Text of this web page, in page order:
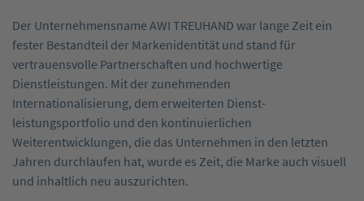
Der Unternehmensname AWI TREUHAND war lange Zeit ein
fester Bestandteil der Markenidentität und stand für
vertrauensvolle Partnerschaften und hochwertige
Dienstleistungen. Mit der zuneh­menden
Internationalisierung, dem erweiterten Dienst­
leistungsportfolio und den kontinuierlichen
Weiterentwicklungen, die das Unternehmen in den letzten
Jahren durchlaufen hat, wurde es Zeit, die Marke auch visuell
und inhaltlich neu ­auszurichten.